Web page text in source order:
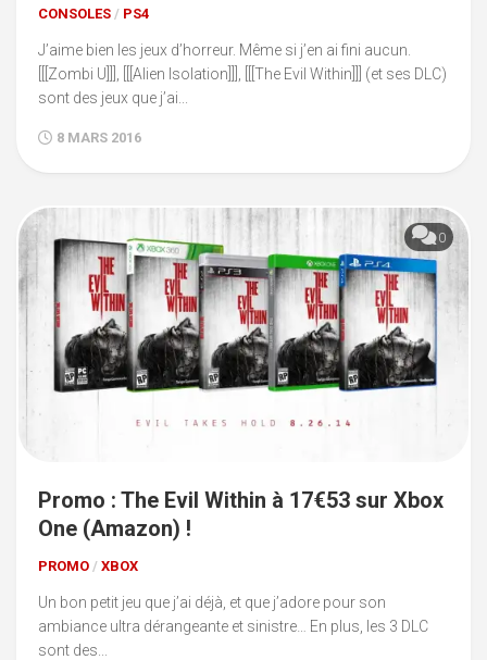
CONSOLES / PS4
J’aime bien les jeux d’horreur. Même si j’en ai fini aucun.
[[[Zombi U]]], [[[Alien Isolation]]], [[[The Evil Within]]] (et ses DLC)
sont des jeux que j’ai...
8 MARS 2016
0
Promo : The Evil Within à 17€53 sur Xbox
One (Amazon) !
PROMO / XBOX
Un bon petit jeu que j’ai déjà, et que j’adore pour son
ambiance ultra dérangeante et sinistre… En plus, les 3 DLC
sont des...